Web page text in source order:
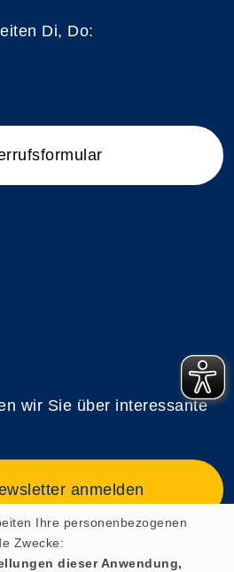
Di, Do:
wir Sie über interessante
anmelden
Ihre personenbezogenen
Zwecke:
dieser Anwendung,